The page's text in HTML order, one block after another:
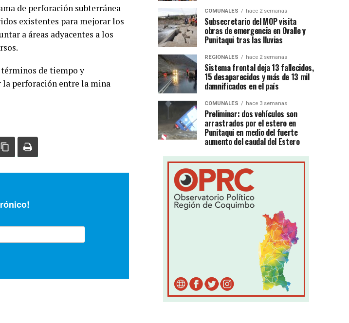
de perforación subterránea
existentes para mejorar los
a áreas adyacentes a los
de tiempo y
la perforación entre la mina
COMUNALES hace 2 semanas
Subsecretario del MOP visita
obras de emergencia en Ovalle y
Punitaqui tras las lluvias
REGIONALES hace 2 semanas
Sistema frontal deja 13 fallecidos,
15 desaparecidos y más de 13 mil
damnificados en el país
COMUNALES hace 3 semanas
Preliminar: dos vehículos son
arrastrados por el estero en
Punitaqui en medio del fuerte
aumento del caudal del Estero